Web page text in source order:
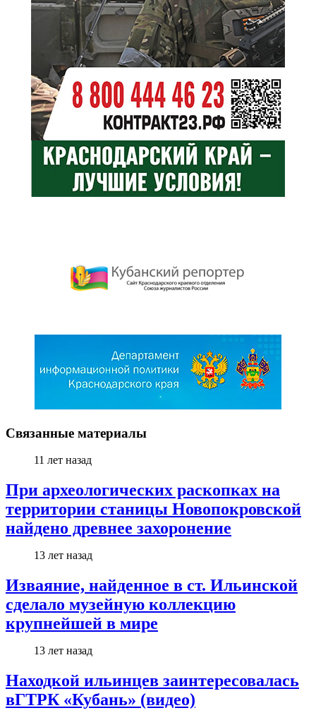
Связанные материалы
11 лет назад
При археологических раскопках на
территории станицы Новопокровской
найдено древнее захоронение
13 лет назад
Изваяние, найденное в ст. Ильинской
сделало музейную коллекцию
крупнейшей в мире
13 лет назад
Находкой ильинцев заинтересовалась
вГТРК «Кубань» (видео)